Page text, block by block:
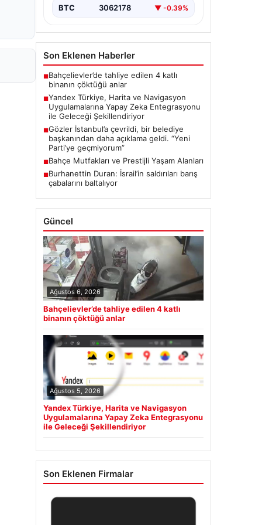
navigasyon…
BTC 3062178 ▼ -0.39%
Son Eklenen Haberler
■Bahçelievler’de tahliye edilen 4 katlı
binanın çöktüğü anlar
■Yandex Türkiye, Harita ve Navigasyon
Uygulamalarına Yapay Zeka Entegrasyonu
ile Geleceği Şekillendiriyor
■Gözler İstanbul’a çevrildi, bir belediye
başkanından daha açıklama geldi. “Yeni
Parti’ye geçmiyorum”
■Bahçe Mutfakları ve Prestijli Yaşam Alanları
■Burhanettin Duran: İsrail’in saldırıları barış
çabalarını baltalıyor
Güncel
Ağustos 6, 2026
Bahçelievler’de tahliye edilen 4 katlı
binanın çöktüğü anlar
Ağustos 5, 2026
Yandex Türkiye, Harita ve Navigasyon
Uygulamalarına Yapay Zeka Entegrasyonu
ile Geleceği Şekillendiriyor
Son Eklenen Firmalar